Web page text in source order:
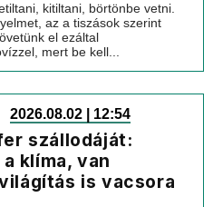
kitiltani, börtönbe vetni.
az a tiszások szerint
el ezáltal
mert be kell...
2026.08.02 | 12:54
szállodáját:
klíma, van
is vacsora